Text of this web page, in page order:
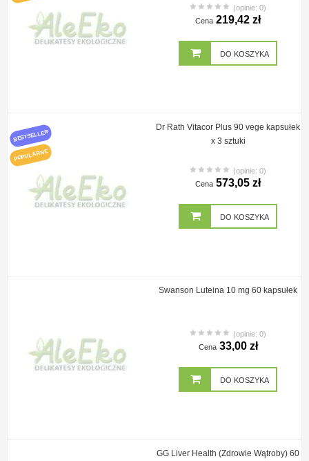
(opinie: 0)
Cena 219,42 zł
DO KOSZYKA
BESTSELLER
POPULARNE
Dr Rath Vitacor Plus 90 vege kapsułek
x 3 sztuki
(opinie: 0)
Cena 573,05 zł
DO KOSZYKA
Swanson Luteina 10 mg 60 kapsułek
(opinie: 0)
Cena 33,00 zł
DO KOSZYKA
GG Liver Health (Zdrowie Wątroby) 60